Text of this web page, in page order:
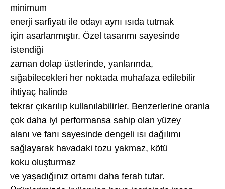
minimum
enerji sarfiyatı ile odayı aynı ısıda tutmak
için asarlanmıştır. Özel tasarımı sayesinde
istendiği
zaman dolap üstlerinde, yanlarında,
sığabilecekleri her noktada muhafaza edilebilir
ihtiyaç halinde
tekrar çıkarılıp kullanılabilirler. Benzerlerine oranla
çok daha iyi performansa sahip olan yüzey
alanı ve fanı sayesinde dengeli ısı dağılımı
sağlayarak havadaki tozu yakmaz, kötü
koku oluşturmaz
ve yaşadığınız ortamı daha ferah tutar.